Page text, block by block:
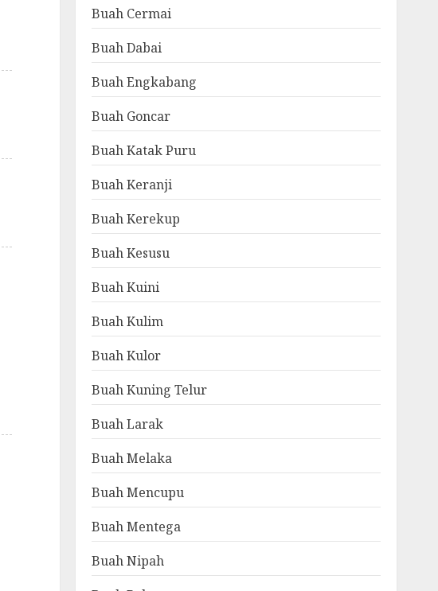
Buah Cermai
Buah Dabai
Buah Engkabang
Buah Goncar
Buah Katak Puru
Buah Keranji
Buah Kerekup
Buah Kesusu
Buah Kuini
Buah Kulim
Buah Kulor
Buah Kuning Telur
Buah Larak
Buah Melaka
Buah Mencupu
Buah Mentega
Buah Nipah